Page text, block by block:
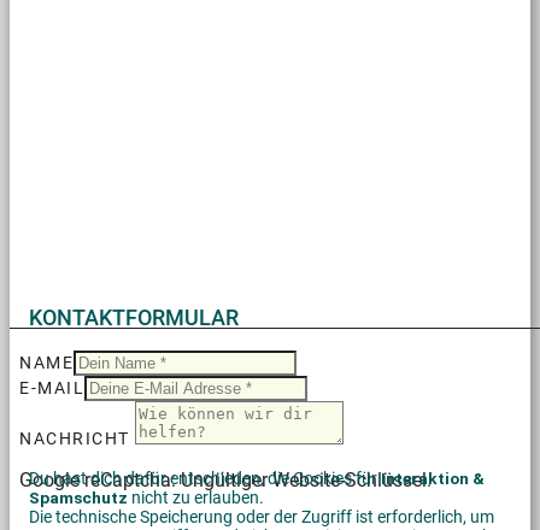
KONTAKTFORMULAR
NAME
E-MAIL
NACHRICHT
Google reCaptcha: Ungültiger Website-Schlüssel.
Du hast dich dafür entschieden, die Cookies fürInteraktion &
Spamschutz nicht zu erlauben.
Die technische Speicherung oder der Zugriff ist erforderlich, um